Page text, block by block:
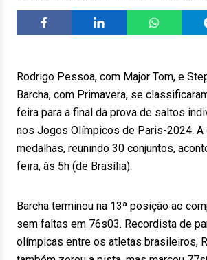
Rodrigo Pessoa, com Major Tom, e
Barcha, com Primavera, se
feira para a final da prova de saltos
nos Jogos Olímpicos de Paris-2024. A
medalhas, reunindo 30 conjuntos,
feira, às 5h (de Brasília).
Barcha terminou na 13ª posição ao
sem faltas em 76s03. Recordista de
olímpicas entre os atletas brasileiros,